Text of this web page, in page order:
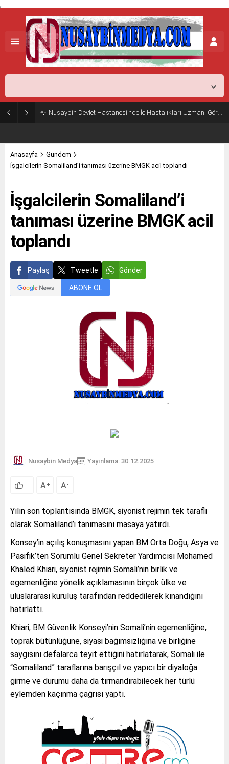
,
Nusaybin Devlet Hastanesi’nde İç Hastalıkları Uzmanı Göreve Başladı
Anasayfa
Gündem
İşgalcilerin Somaliland’i tanıması üzerine BMGK acil toplandı
İşgalcilerin Somaliland’i
tanıması üzerine BMGK acil
toplandı
Paylaş Tweetle Gönder
ABONE OL
Nusaybin Medya Yayınlama: 30.12.2025
A+ A-
Yılın son toplantısında BMGK, siyonist rejimin tek taraflı
olarak Somaliland’i tanımasını masaya yatırdı.
Konsey’in açılış konuşmasını yapan BM Orta Doğu, Asya ve
Pasifik’ten Sorumlu Genel Sekreter Yardımcısı Mohamed
Khaled Khiari, siyonist rejimin Somali’nin birlik ve
egemenliğine yönelik açıklamasının birçok ülke ve
uluslararası kuruluş tarafından reddedilerek kınandığını
hatırlattı.
Khiari, BM Güvenlik Konseyi’nin Somali’nin egemenliğine,
toprak bütünlüğüne, siyasi bağımsızlığına ve birliğine
saygısını defalarca teyit ettiğini hatırlatarak, Somali ile
“Somaliland” taraflarına barışçıl ve yapıcı bir diyaloğa
girme ve durumu daha da tırmandırabilecek her türlü
eylemden kaçınma çağrısı yaptı.